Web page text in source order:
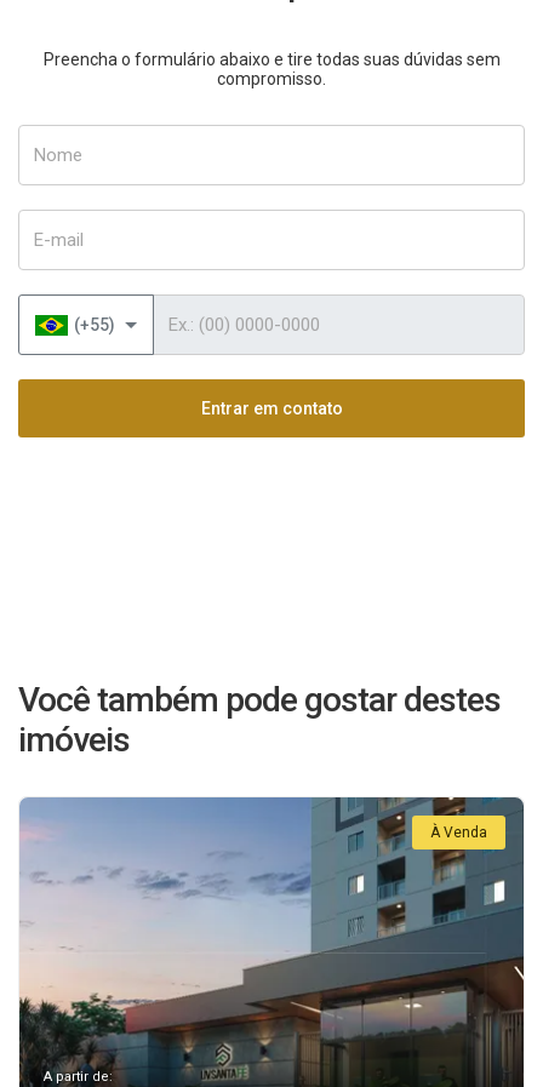
Preencha o formulário abaixo e tire todas suas dúvidas sem
compromisso.
(+55)
Entrar em contato
Você também pode gostar destes
imóveis
À Venda
A partir de: